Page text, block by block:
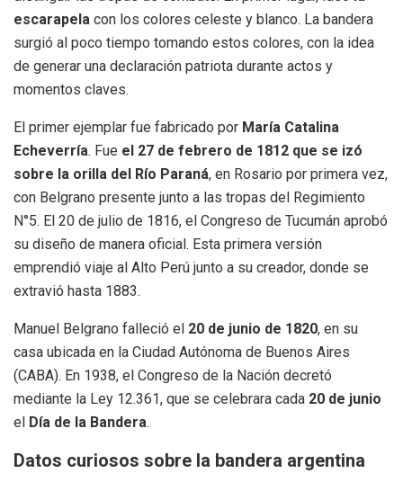
escarapela con los colores celeste y blanco. La bandera
surgió al poco tiempo tomando estos colores, con la idea
de generar una declaración patriota durante actos y
momentos claves.
El primer ejemplar fue fabricado por María Catalina
Echeverría. Fue el 27 de febrero de 1812 que se izó
sobre la orilla del Río Paraná, en Rosario por primera vez,
con Belgrano presente junto a las tropas del Regimiento
N°5. El 20 de julio de 1816, el Congreso de Tucumán aprobó
su diseño de manera oficial. Esta primera versión
emprendió viaje al Alto Perú junto a su creador, donde se
extravió hasta 1883.
Manuel Belgrano falleció el 20 de junio de 1820, en su
casa ubicada en la Ciudad Autónoma de Buenos Aires
(CABA). En 1938, el Congreso de la Nación decretó
mediante la Ley 12.361, que se celebrara cada 20 de junio
el Día de la Bandera.
Datos curiosos sobre la bandera argentina